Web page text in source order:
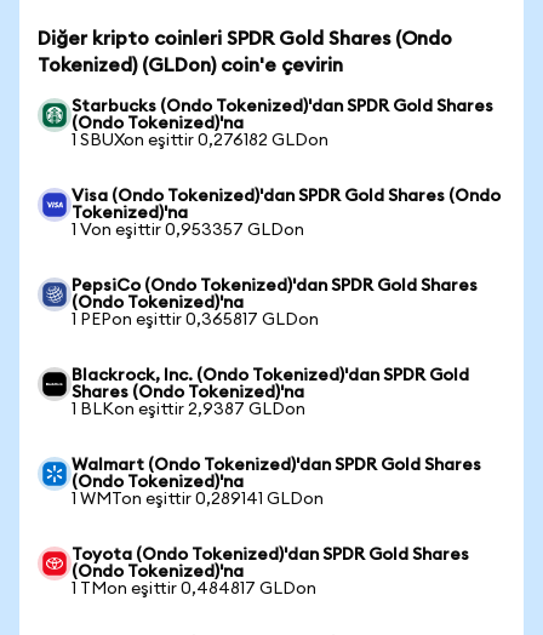
Diğer kripto coinleri SPDR Gold Shares (Ondo
Tokenized) (GLDon) coin'e çevirin
Starbucks (Ondo Tokenized)'dan SPDR Gold Shares
(Ondo Tokenized)'na
1 SBUXon eşittir 0,276182 GLDon
Visa (Ondo Tokenized)'dan SPDR Gold Shares (Ondo
Tokenized)'na
1 Von eşittir 0,953357 GLDon
PepsiCo (Ondo Tokenized)'dan SPDR Gold Shares
(Ondo Tokenized)'na
1 PEPon eşittir 0,365817 GLDon
Blackrock, Inc. (Ondo Tokenized)'dan SPDR Gold
Shares (Ondo Tokenized)'na
1 BLKon eşittir 2,9387 GLDon
Walmart (Ondo Tokenized)'dan SPDR Gold Shares
(Ondo Tokenized)'na
1 WMTon eşittir 0,289141 GLDon
Toyota (Ondo Tokenized)'dan SPDR Gold Shares
(Ondo Tokenized)'na
1 TMon eşittir 0,484817 GLDon